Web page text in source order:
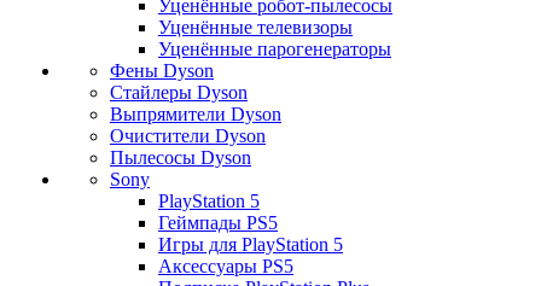
Уценённые робот-пылесосы
Уценённые телевизоры
Уценённые парогенераторы
Фены Dyson
Стайлеры Dyson
Выпрямители Dyson
Очистители Dyson
Пылесосы Dyson
Sony
PlayStation 5
Геймпады PS5
Игры для PlayStation 5
Аксессуары PS5